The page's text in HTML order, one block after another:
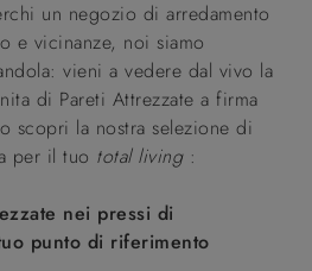
un negozio di arredamento
e vicinanze, noi siamo
vieni a vedere dal vivo la
di Pareti Attrezzate a firma
scopri la nostra selezione di
per il tuo total living :
nei pressi di
punto di riferimento